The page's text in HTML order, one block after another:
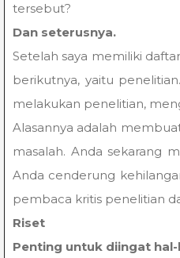
tersebut?
Dan seterusnya.
Setelah saya memiliki
berikutnya, yaitu
melakukan penelitian,
Alasannya adalah
masalah. Anda sekarang
Anda cenderung
pembaca kritis penelitian
Riset
Penting untuk diingat